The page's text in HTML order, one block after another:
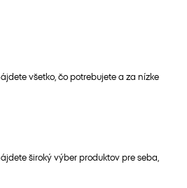
všetko, čo potrebujete a za nízke
široký výber produktov pre seba,